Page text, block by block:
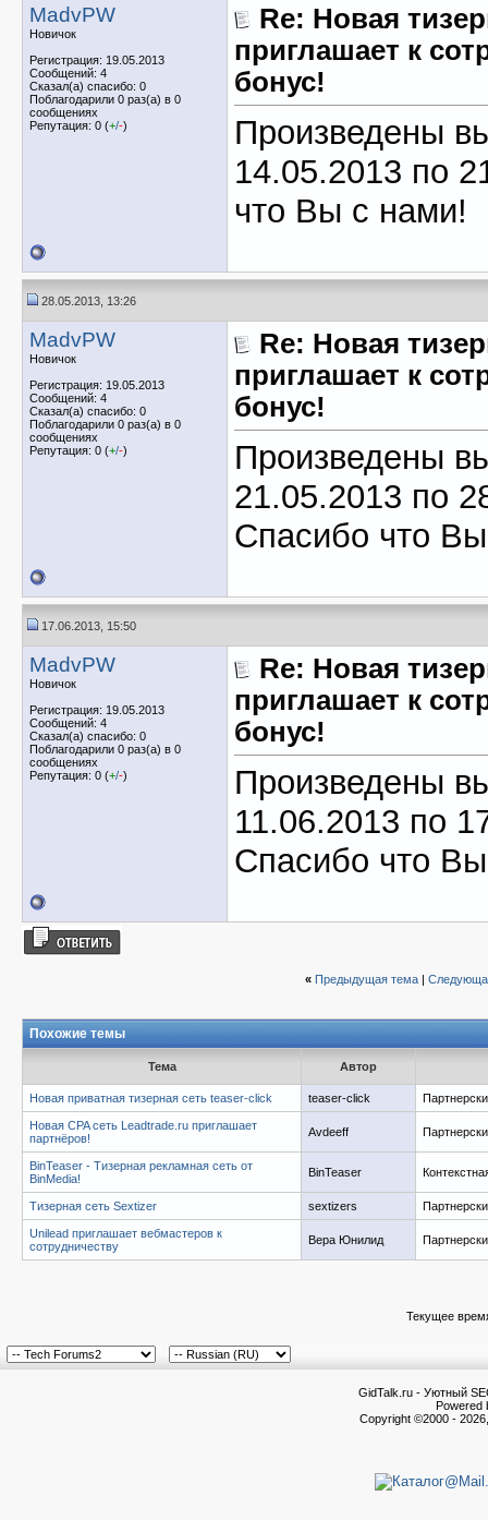
MadvPW
Новичок
Регистрация: 19.05.2013
Сообщений: 4
Сказал(а) спасибо: 0
Поблагодарили 0 раз(а) в 0
сообщениях
Репутация: 0 (+/-)
Re: Новая
приглашает к
бонус!
Произведены
14.05.2013 по
что Вы с нами!
28.05.2013, 13:26
MadvPW
Новичок
Регистрация: 19.05.2013
Сообщений: 4
Сказал(а) спасибо: 0
Поблагодарили 0 раз(а) в 0
сообщениях
Репутация: 0 (+/-)
Re: Новая
приглашает к
бонус!
Произведены
21.05.2013 по
Спасибо что
17.06.2013, 15:50
MadvPW
Новичок
Регистрация: 19.05.2013
Сообщений: 4
Сказал(а) спасибо: 0
Поблагодарили 0 раз(а) в 0
сообщениях
Репутация: 0 (+/-)
Re: Новая
приглашает к
бонус!
Произведены
11.06.2013 по
Спасибо что
« Предыдущая тема|
Похожие темы
Тема Автор
Новая приватная тизерная сеть teaser-click teaser-click
Новая CPA сеть Leadtrade.ru приглашает
партнёров!
Avdeeff
BinTeaser - Тизерная рекламная сеть от
BinMedia!
BinTeaser
Тизерная сеть Sextizer sextizers
Unilead приглашает вебмастеров к
сотрудничеству
Вера Юнилид
Текущее
GidTalk.ru - Уютный
Powered
Copyright ©2000 -